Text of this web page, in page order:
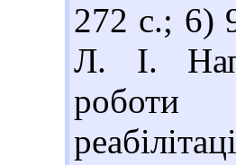
272 с.; 6)
Л. І.